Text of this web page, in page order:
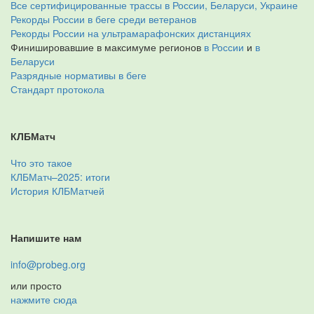
Все сертифицированные трассы в России, Беларуси, Украине
Рекорды России в беге среди ветеранов
Рекорды России на ультрамарафонских дистанциях
Финишировавшие в максимуме регионов в России и в
Беларуси
Разрядные нормативы в беге
Стандарт протокола
КЛБМатч
Что это такое
КЛБМатч–2025: итоги
История КЛБМатчей
Напишите нам
info@probeg.org
или просто
нажмите сюда